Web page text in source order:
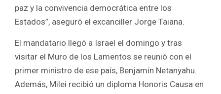
paz y la convivencia democrática entre los
Estados”, aseguró el excanciller Jorge Taiana.
El mandatario llegó a Israel el domingo y tras
visitar el Muro de los Lamentos se reunió con el
primer ministro de ese país, Benjamín Netanyahu.
Además, Milei recibió un diploma Honoris Causa en